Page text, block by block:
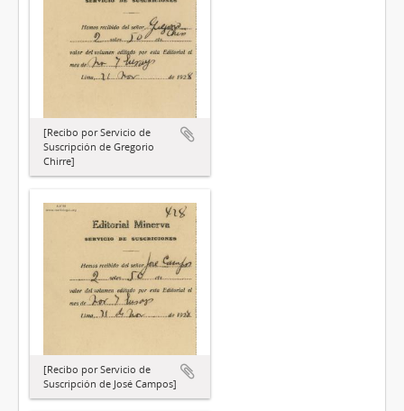
[Recibo por Servicio de
Suscripción de Gregorio
Chirre]
[Recibo por Servicio de
Suscripción de José Campos]